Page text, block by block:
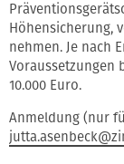
Höhensicherung,
nehmen. Je nach
Voraussetzungen
10.000 Euro.
Anmeldung (nur